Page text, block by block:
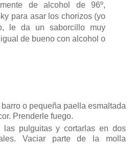
de alcohol de 96º,
para asar los chorizos (yo
le da un saborcillo muy
de bueno con alcohol o
o pequeña paella esmaltada
Prenderle fuego.
las pulguitas y cortarlas en dos
Vaciar parte de la molla